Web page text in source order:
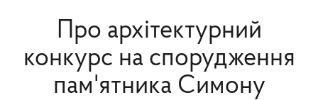
Про архітектурний
конкурс на спорудження
пам'ятника Симону